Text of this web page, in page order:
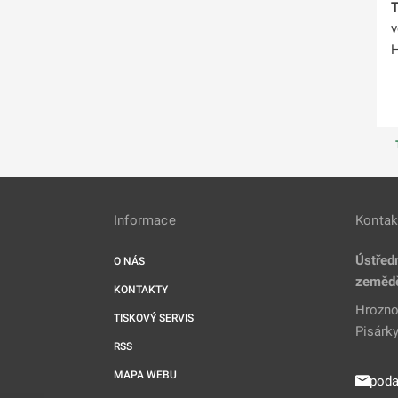
Informace
O NÁS
KONTAKTY
TISKOVÝ SERVIS
RSS
MAPA WEBU